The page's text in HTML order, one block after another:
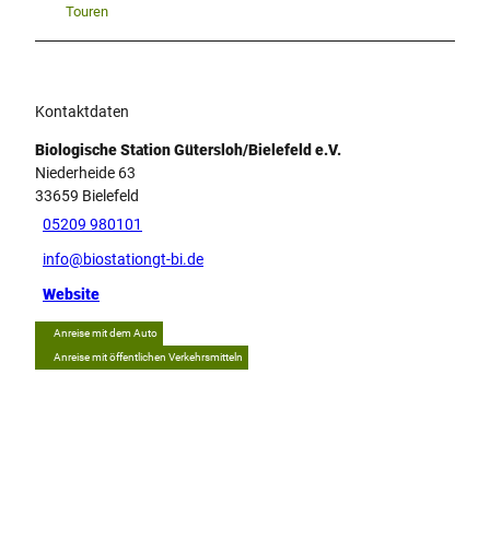
Touren
Kontaktdaten
Biologische Station Gütersloh/Bielefeld e.V.
Niederheide 63
33659 Bielefeld
05209 980101
info@biostationgt-bi.de
Website
Anreise mit dem Auto
Anreise mit öffentlichen Verkehrsmitteln